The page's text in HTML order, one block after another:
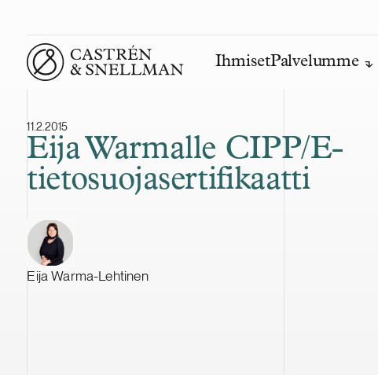
Front page
IhmisetPalvelumme
11.2.2015
Eija Warmalle CIPP/E-
tietosuojasertifikaatti
Eija Warma-Lehtinen